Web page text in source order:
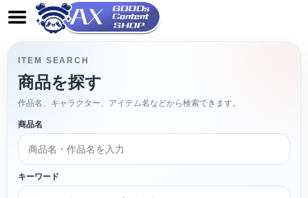
ITEM SEARCH
商品を探す
作品名、キャラクター、アイテム名などから検索できます。
商品名
キーワード